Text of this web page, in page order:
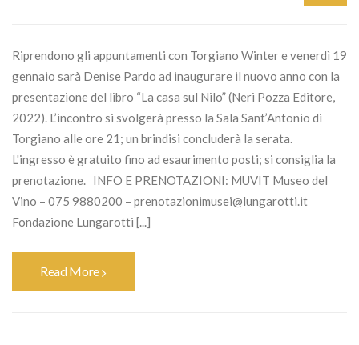
Riprendono gli appuntamenti con Torgiano Winter e venerdì 19
gennaio sarà Denise Pardo ad inaugurare il nuovo anno con la
presentazione del libro “La casa sul Nilo” (Neri Pozza Editore,
2022). L’incontro si svolgerà presso la Sala Sant’Antonio di
Torgiano alle ore 21; un brindisi concluderà la serata.
L'ingresso è gratuito fino ad esaurimento posti; si consiglia la
prenotazione. INFO E PRENOTAZIONI: MUVIT Museo del
Vino – 075 9880200 – prenotazionimusei@lungarotti.it
Fondazione Lungarotti [...]
Read More